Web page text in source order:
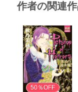
作者の関連
無料
50％OFF